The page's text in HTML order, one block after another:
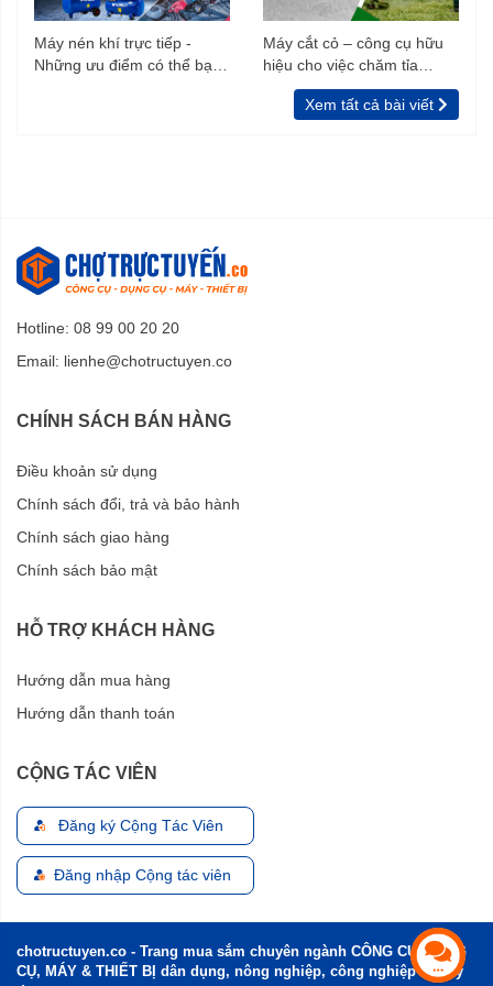
công việc.
Nên trang bị đồ bảo hộ lao động để đảm bảo an toàn khi
làm việc, tránh vật liệu bắn vào người
Phải tắt máy và cho máy ngừng hoạt động hẳn nếu
Máy nén khí trực tiếp -
Những ưu điểm có thể bạn
Máy cắt cỏ – công cụ hữu
hiệu cho việc chăm tỉa
vườn, rào
Xem tất cả bài viết
Hotline: 08 99 00 20 20
Email: lienhe@chotructuyen.co
CHÍNH SÁCH BÁN HÀNG
Điều khoản sử dụng
Chính sách đổi, trả và bảo hành
Chính sách giao hàng
Chính sách bảo mật
HỖ TRỢ KHÁCH HÀNG
Hướng dẫn mua hàng
Hướng dẫn thanh toán
CỘNG TÁC VIÊN
Đăng ký Cộng Tác Viên
Đăng nhập Cộng tác viên
chotructuyen.co - Trang mua sắm chuyên ngành CÔNG CỤ, DỤNG
CỤ, MÁY & THIẾT BỊ dân dụng, nông nghiệp, công nghiệp và xây